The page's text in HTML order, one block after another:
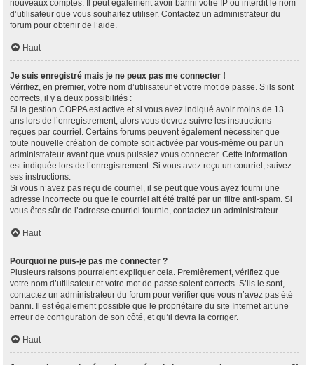
nouveaux comptes. Il peut également avoir banni votre IP ou interdit le nom
d’utilisateur que vous souhaitez utiliser. Contactez un administrateur du
forum pour obtenir de l’aide.
Haut
Je suis enregistré mais je ne peux pas me connecter !
Vérifiez, en premier, votre nom d’utilisateur et votre mot de passe. S’ils sont
corrects, il y a deux possibilités :
Si la gestion COPPA est active et si vous avez indiqué avoir moins de 13
ans lors de l’enregistrement, alors vous devrez suivre les instructions
reçues par courriel. Certains forums peuvent également nécessiter que
toute nouvelle création de compte soit activée par vous-même ou par un
administrateur avant que vous puissiez vous connecter. Cette information
est indiquée lors de l’enregistrement. Si vous avez reçu un courriel, suivez
ses instructions.
Si vous n’avez pas reçu de courriel, il se peut que vous ayez fourni une
adresse incorrecte ou que le courriel ait été traité par un filtre anti-spam. Si
vous êtes sûr de l’adresse courriel fournie, contactez un administrateur.
Haut
Pourquoi ne puis-je pas me connecter ?
Plusieurs raisons pourraient expliquer cela. Premièrement, vérifiez que
votre nom d’utilisateur et votre mot de passe soient corrects. S’ils le sont,
contactez un administrateur du forum pour vérifier que vous n’avez pas été
banni. Il est également possible que le propriétaire du site Internet ait une
erreur de configuration de son côté, et qu’il devra la corriger.
Haut